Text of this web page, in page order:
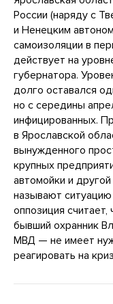
России (наряду с
и Ненецким
самоизоляции в
действует на
губернатора.
долго оставался
но с середины
инфицированных.
в Ярославской
вынужденного
крупных
автомойки и
называют
оппозиция
бывший охранник
МВД — не имеет
реагировать на